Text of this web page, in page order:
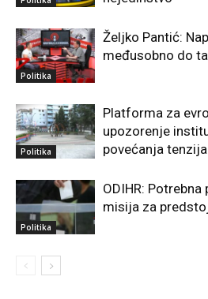
Politika
Željko Pantić:
međusobno do
Politika
Platforma za
upozorenje
povećanja
Politika
ODIHR:
misija za